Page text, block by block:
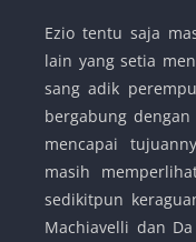
Ezio tentu saja
lain yang setia
sang adik
bergabung
mencapai
masih
sedikitpun
Machiavelli dan